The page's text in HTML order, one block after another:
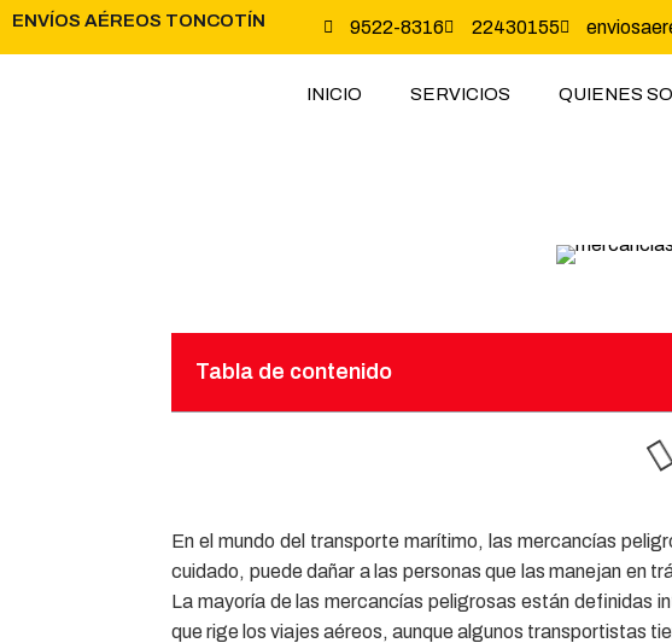
ENVÍOS AÉREOS TONCOTÍN 9522-8316 22430155
INICIO SERVICIOS QUIENES
Tabla de contenido
En el mundo del transporte marítimo, las mercancías
cuidado, puede dañar a las personas que las manejan en
La mayoría de las mercancías peligrosas están definidas
que rige los viajes aéreos, aunque algunos transportistas